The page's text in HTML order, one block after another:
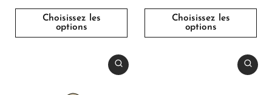
Choisissez les
options
Choisissez les
options